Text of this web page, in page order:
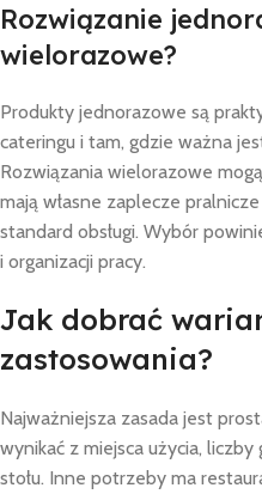
Rozwiązanie
wielorazowe?
Produkty jednorazowe są
cateringu i tam, gdzie ważna
Rozwiązania wielorazowe
mają własne zaplecze
standard obsługi. Wybór
i organizacji pracy.
Jak dobrać
zastosowania?
Najważniejsza zasada jest
wynikać z miejsca użycia,
stołu. Inne potrzeby ma